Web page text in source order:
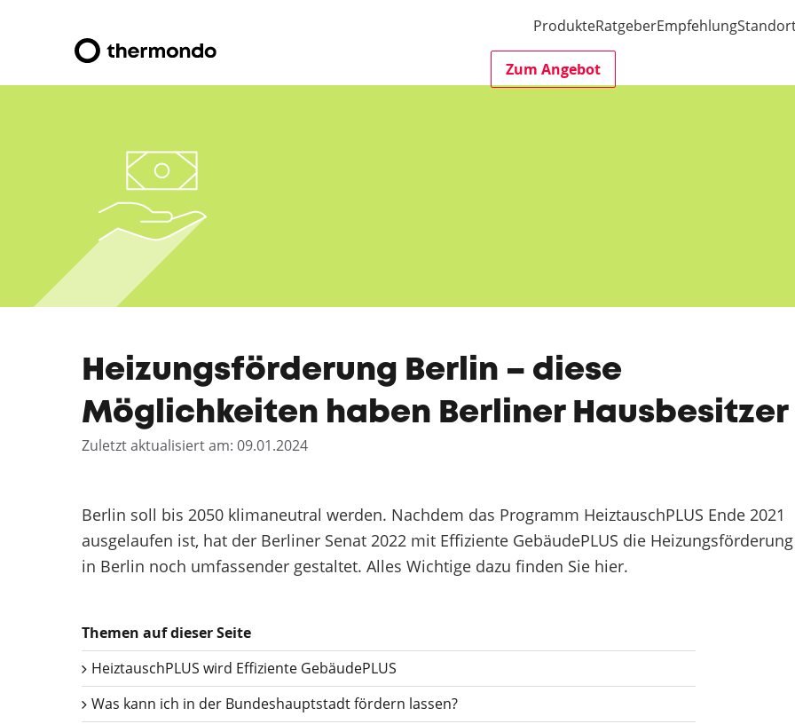
ProdukteRatgeberEmpfehlung
Zum Angebot
Heizungsförderung Berlin – diese
Möglichkeiten haben Berliner Hausbesitzer
Zuletzt aktualisiert am: 09.01.2024
Berlin soll bis 2050 klimaneutral werden. Nachdem das Programm HeiztauschPLUS Ende 2021
ausgelaufen ist, hat der Berliner Senat 2022 mit Effiziente GebäudePLUS die Heizungsförderung
in Berlin noch umfassender gestaltet. Alles Wichtige dazu finden Sie hier.
Themen auf dieser Seite
HeiztauschPLUS wird Effiziente GebäudePLUS
Was kann ich in der Bundeshauptstadt fördern lassen?